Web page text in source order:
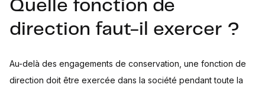
Quelle fonction de
direction faut-il exercer ?
Au-delà des engagements de conservation, une fonction de
direction doit être exercée dans la société pendant toute la